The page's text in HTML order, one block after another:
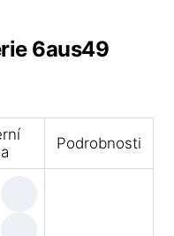
6aus49
Podrobnosti